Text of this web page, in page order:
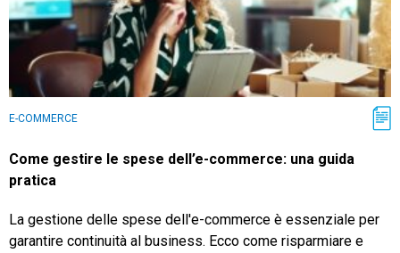
E-COMMERCE
Come gestire le spese dell’e-commerce: una guida
pratica
La gestione delle spese dell'e-commerce è essenziale per
garantire continuità al business. Ecco come risparmiare e